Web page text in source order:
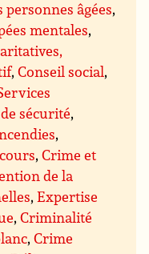
personnes âgées,
mentales,
,Conseil social,
sécurité,
,
,Crime et
de la
,Expertise
,Criminalité
,Crime